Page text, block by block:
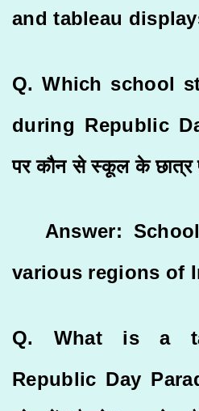
and tableau
Q. Which school
during Republic
पर कौन से स्कूल के छात्र
Answer:
various regions of
Q. What is a
Republic Day